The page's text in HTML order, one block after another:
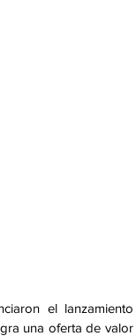
el
una oferta de valor